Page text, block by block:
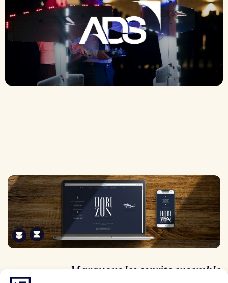
Marquons les esprits ensemble